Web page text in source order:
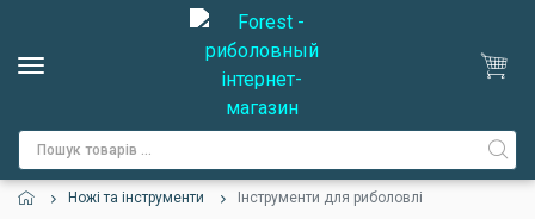
Ножі та інструменти Інструменти для риболовлі